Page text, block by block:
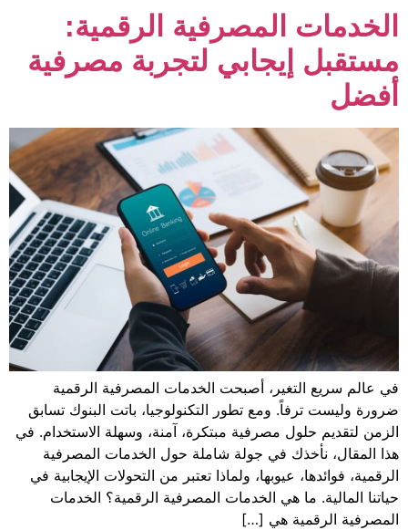
الرقمية:
لتجربة مصرفية
أصبحت الخدمات المصرفية الرقمية
تطور التكنولوجيا، باتت البنوك تسابق
مبتكرة، آمنة، وسهلة الاستخدام. في
في جولة شاملة حول الخدمات المصرفية
ولماذا تعتبر من التحولات الإيجابية في
الخدمات المصرفية الرقمية؟ الخدمات
هي […]